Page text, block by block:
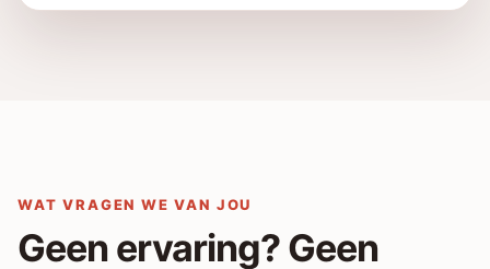
WAT VRAGEN WE VAN JOU
Geen ervaring? Geen